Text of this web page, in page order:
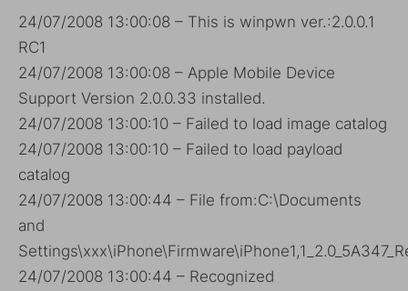
24/07/2008 13:00:08 – This is winpwn ver.:2.0.0.1
RC1
24/07/2008 13:00:08 – Apple Mobile Device
Support Version 2.0.0.33 installed.
24/07/2008 13:00:10 – Failed to load image catalog
24/07/2008 13:00:10 – Failed to load payload
catalog
24/07/2008 13:00:44 – File from:C:\Documents
and
24/07/2008 13:00:44 – Recognized